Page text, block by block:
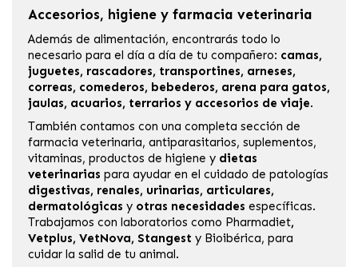
Accesorios, higiene y farmacia veterinaria
Además de alimentación, encontrarás todo lo
necesario para el día a día de tu compañero: camas,
juguetes, rascadores, transportines, arneses,
correas, comederos, bebederos, arena para gatos,
jaulas, acuarios, terrarios y accesorios de viaje.
También contamos con una completa sección de
farmacia veterinaria, antiparasitarios, suplementos,
vitaminas, productos de higiene y dietas
veterinarias para ayudar en el cuidado de patologías
digestivas, renales, urinarias, articulares,
dermatológicas y otras necesidades específicas.
Trabajamos con laboratorios como Pharmadiet,
Vetplus, VetNova, Stangest y Bioibérica, para
cuidar la salid de tu animal.